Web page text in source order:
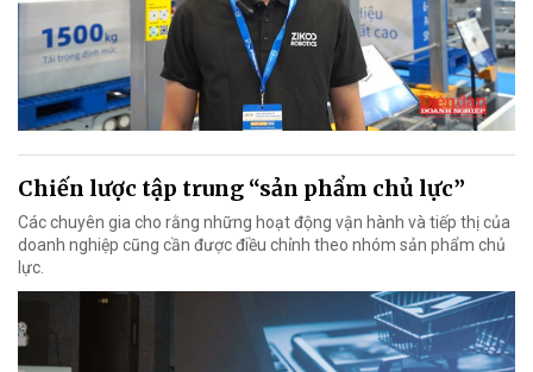
Chiến lược tập trung “sản phẩm chủ lực”
Các chuyên gia cho rằng những hoạt động vận hành và tiếp thị của
doanh nghiệp cũng cần được điều chỉnh theo nhóm sản phẩm chủ
lực.